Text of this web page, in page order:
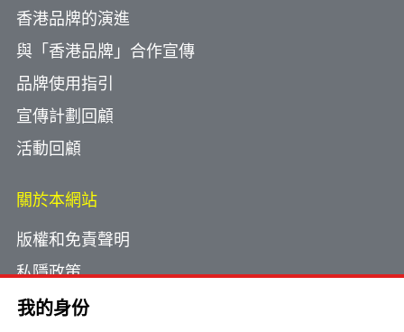
我的身份
香港品牌的演進
與「香港品牌」合作宣傳
品牌使用指引
宣傳計劃回顧
活動回顧
關於本網站
版權和免責聲明
私隱政策
使用小型文字檔案